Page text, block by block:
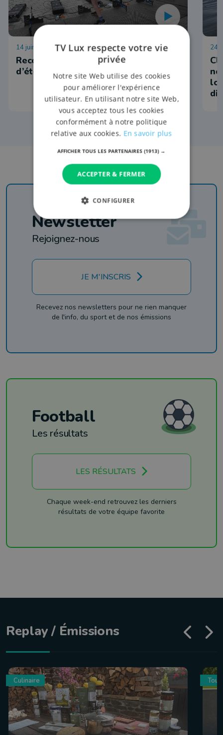
14 juin 2026 à 09:15
Record de participation au biathlon
d’été à Arlon
24
Newsletter
Rejoignez-nous
JE M'INSCRIS
Recevez nos newsletters pour ne rien manquer
de l'info, du sport et de nos émissions
Football
Les résultats
LES RÉSULTATS
Chaque week-end retrouvez les derniers
résultats de votre équipe favorite
Replay / Émissions
Culinaire
TV Lux respecte votre vie
privée
Notre site Web utilise des cookies
pour améliorer l'expérience
utilisateur. En utilisant notre site Web,
vous acceptez tous les cookies
conformément à notre politique
relative aux cookies. En savoir plus
AFFICHER TOUS LES PARTENAIRES(1913) →
ACCEPTER & FERMER
CONFIGURER